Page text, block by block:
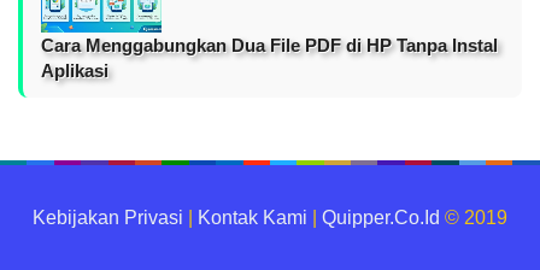
Cara Menggabungkan Dua File PDF di HP Tanpa Instal
Aplikasi
Kebijakan Privasi Kontak Kami Quipper.Co.Id © 2019